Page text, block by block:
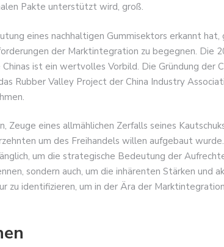
Pakte unterstützt wird, groß.
eines nachhaltigen Gummisektors erkannt hat,
der Marktintegration zu begegnen. Die
ist ein wertvolles Vorbild. Die Gründung der
Rubber Valley Project der China Industry
Zeuge eines allmählichen Zerfalls seines
um des Freihandels willen aufgebaut
um die strategische Bedeutung der
sondern auch, um die inhärenten Stärken und
zu identifizieren, um in der Ära der